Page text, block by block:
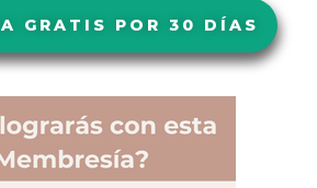
GRATIS POR 30 DÍAS